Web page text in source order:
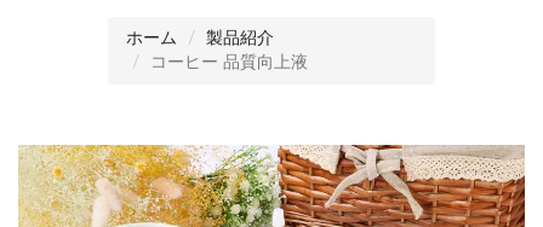
ホーム
製品紹介
コーヒー 品質向上液